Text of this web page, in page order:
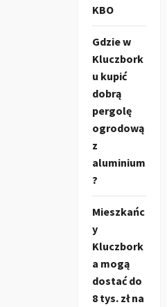
KBO
Gdzie w
Kluczbork
u kupić
dobrą
pergolę
ogrodową
z
aluminium
?
Mieszkańc
y
Kluczbork
a mogą
dostać do
8 tys. zł na